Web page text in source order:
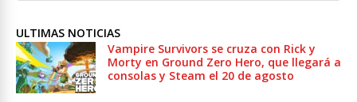
ULTIMAS NOTICIAS
Vampire Survivors se cruza con Rick y
Morty en Ground Zero Hero, que llegará a
consolas y Steam el 20 de agosto